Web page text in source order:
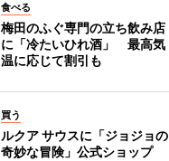
食べる
梅田のふぐ専門の立ち飲み店
に「冷たいひれ酒」 最高気
温に応じて割引も
買う
ルクア サウスに「ジョジョの
奇妙な冒険」公式ショップ